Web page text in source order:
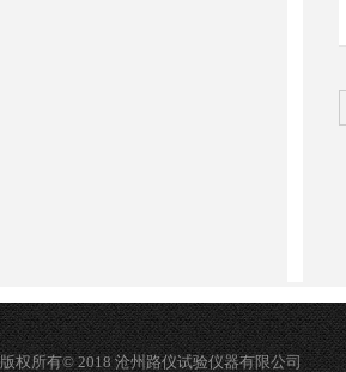
版权所有© 2018 沧州路仪试验仪器有限公司